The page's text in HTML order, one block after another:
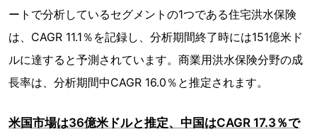
ートで分析しているセグメントの1つである住宅洪水保険
は、CAGR 11.1％を記録し、分析期間終了時には151億米ド
ルに達すると予測されています。商業用洪水保険分野の成
長率は、分析期間中CAGR 16.0％と推定されます。
米国市場は36億米ドルと推定、中国はCAGR 17.3％で